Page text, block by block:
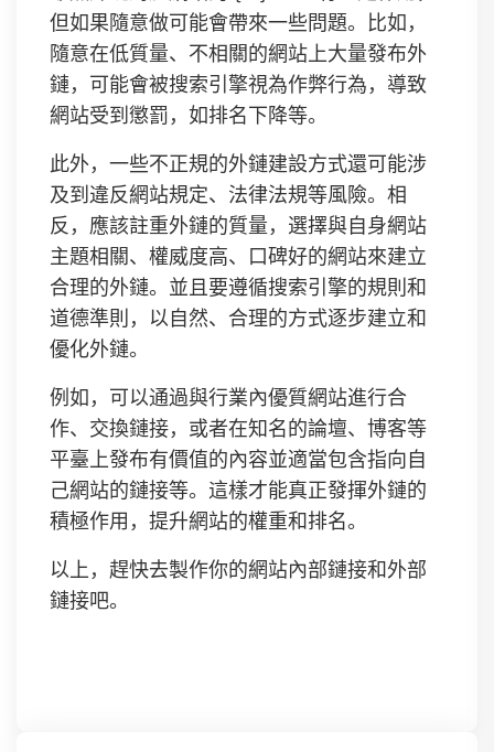
但如果隨意做可能會帶來一些問題。比如，
隨意在低質量、不相關的網站上大量發布外
鏈，可能會被搜索引擎視為作弊行為，導致
網站受到懲罰，如排名下降等。
此外，一些不正規的外鏈建設方式還可能涉
及到違反網站規定、法律法規等風險。相
反，應該註重外鏈的質量，選擇與自身網站
主題相關、權威度高、口碑好的網站來建立
合理的外鏈。並且要遵循搜索引擎的規則和
道德準則，以自然、合理的方式逐步建立和
優化外鏈。
例如，可以通過與行業內優質網站進行合
作、交換鏈接，或者在知名的論壇、博客等
平臺上發布有價值的內容並適當包含指向自
己網站的鏈接等。這樣才能真正發揮外鏈的
積極作用，提升網站的權重和排名。
以上，趕快去製作你的網站內部鏈接和外部
鏈接吧。